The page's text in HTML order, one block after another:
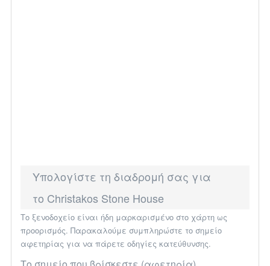
Υπολογίστε τη διαδρομή σας για
το Christakos Stone House
Το ξενοδοχείο είναι ήδη μαρκαρισμένο στο χάρτη ως
προορισμός. Παρακαλούμε συμπληρώστε το σημείο
αφετηρίας για να πάρετε οδηγίες κατεύθυνσης.